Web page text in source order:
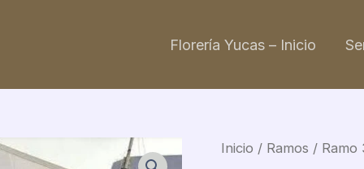
Florería Yucas – Inicio
Inicio / Ramos / Ramo
Ramo